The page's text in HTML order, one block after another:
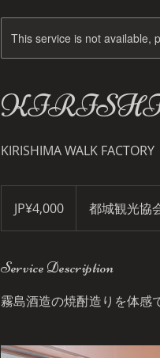
This service is not available,
KIRISHIMA WALK FACTORY
JP¥4,000 都城観光協
Service Description
霧島酒造の焼酎造りを体感